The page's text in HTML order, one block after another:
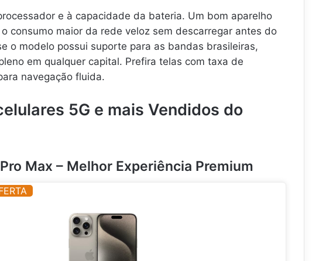
e à capacidade da bateria. Um bom aparelho
consumo maior da rede veloz sem descarregar antes do
o modelo possui suporte para as bandas brasileiras,
em qualquer capital. Prefira telas com taxa de
navegação fluida.
5G e mais Vendidos do
Max – Melhor Experiência Premium